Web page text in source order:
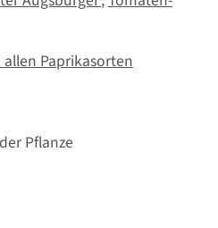
allen Paprikasorten